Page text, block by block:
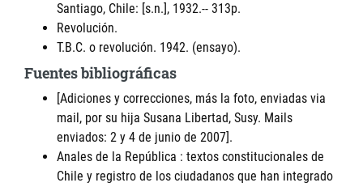
Santiago, Chile: [s.n.], 1932.-- 313p.
Revolución.
T.B.C. o revolución. 1942. (ensayo).
Fuentes bibliográficas
[Adiciones y correcciones, más la foto, enviadas via
mail, por su hija Susana Libertad, Susy. Mails
enviados: 2 y 4 de junio de 2007].
Anales de la República : textos constitucionales de
Chile y registro de los ciudadanos que han integrado